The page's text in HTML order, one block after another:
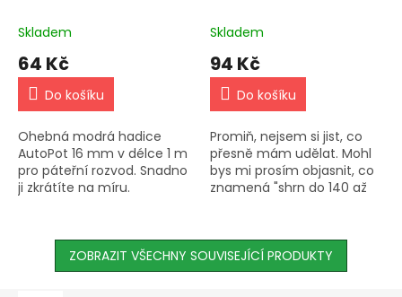
Skladem
64 Kč
Do košíku
Ohebná modrá hadice
AutoPot 16 mm v délce 1 m
pro páteřní rozvod. Snadno
ji zkrátíte na míru.
Skladem
94 Kč
Do košíku
Promiň, nejsem si jist, co
přesně mám udělat. Mohl
bys mi prosím objasnit, co
znamená "shrn do 140 až
hmotnosti"? Děkuji!
ZOBRAZIT VŠECHNY SOUVISEJÍCÍ PRODUKTY